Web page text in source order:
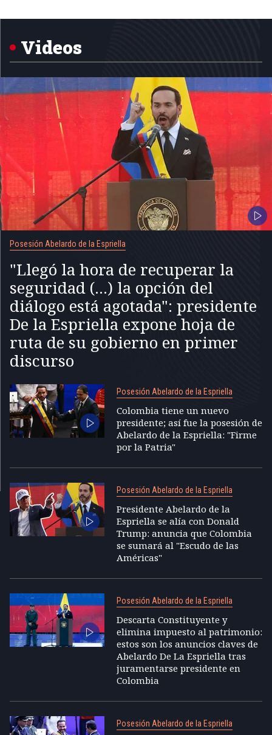
Videos
Posesión Abelardo de la Espriella
"Llegó la hora de recuperar la
seguridad (...) la opción del
diálogo está agotada": presidente
De la Espriella expone hoja de
ruta de su gobierno en primer
discurso
Posesión Abelardo de la Espriella
Colombia tiene un nuevo
presidente; así fue la posesión de
Abelardo de la Espriella: "Firme
por la Patria"
Posesión Abelardo de la Espriella
Presidente Abelardo de la
Espriella se alía con Donald
Trump: anuncia que Colombia
se sumará al "Escudo de las
Américas"
Posesión Abelardo de la Espriella
Descarta Constituyente y
elimina impuesto al patrimonio:
estos son los anuncios claves de
Abelardo De La Espriella tras
juramentarse presidente en
Colombia
Posesión Abelardo de la Espriella